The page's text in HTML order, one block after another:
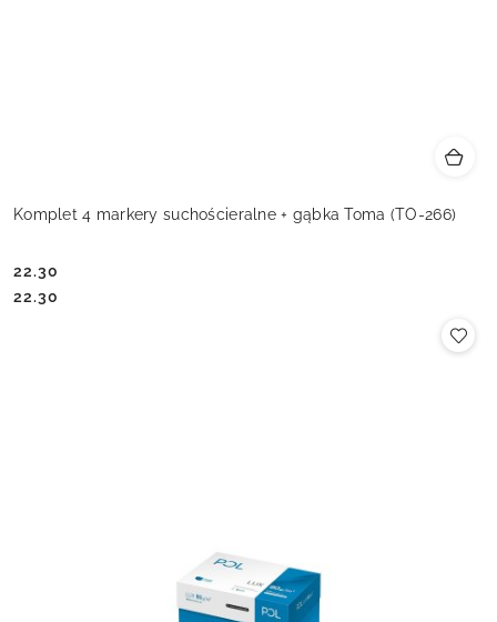
Komplet 4 markery suchościeralne + gąbka Toma (TO-266)
Cena:
22.30
Cena:
22.30